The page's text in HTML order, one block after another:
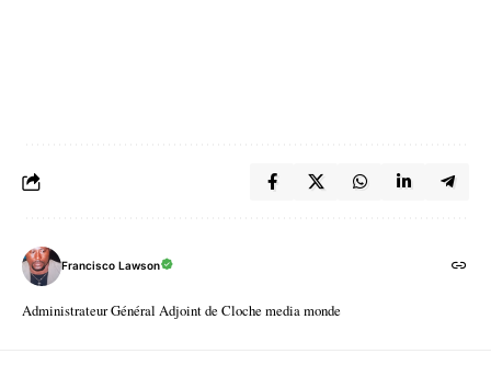
Francisco Lawson
Administrateur Général Adjoint de Cloche media monde